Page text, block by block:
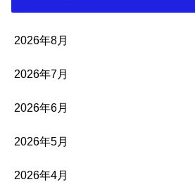
2026年8月
2026年7月
2026年6月
2026年5月
2026年4月